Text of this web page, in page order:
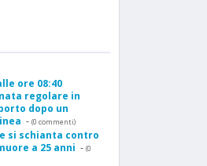
ore 08:40
regolare in
dopo un
- (0 commenti)
si schianta contro
a 25 anni - (0